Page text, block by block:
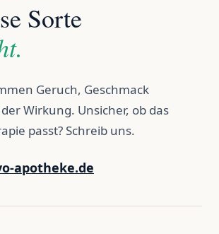
Sorte
Geruch, Geschmack
Wirkung. Unsicher, ob das
passt? Schreib uns.
apotheke.de